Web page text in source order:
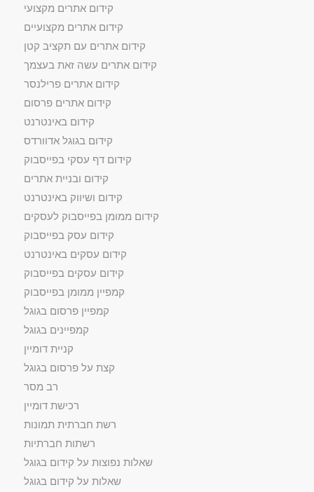
קידום אתרים מקצועי
קידום אתרים מקצועיים
קידום אתרים עם תקציב קטן
קידום אתרים עשה זאת בעצמך
קידום אתרים פרילנסר
קידום אתרים פרסום
קידום באינטרנט
קידום בגוגל אדוורדס
קידום דף עסקי בפייסבוק
קידום ובניית אתרים
קידום ושיווק באינטרנט
קידום ממומן בפייסבוק לעסקים
קידום עסק בפייסבוק
קידום עסקים באינטרנט
קידום עסקים בפייסבוק
קמפיין ממומן בפייסבוק
קמפיין פרסום בגוגל
קמפיינים בגוגל
קניית דומיין
קצת על פרסום בגוגל
רב מסר
רכישת דומיין
רשת חברתית תמונות
רשתות חברתיות
שאלות נפוצות על קידום בגוגל
שאלות על קידום בגוגל